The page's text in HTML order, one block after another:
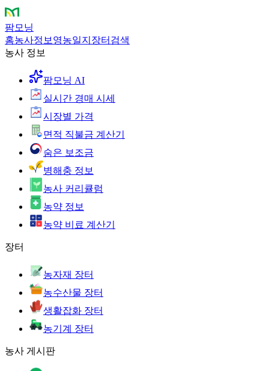
팜모닝
홈농사정보 영농일지 장터 검색
농사 정보
팜모닝 AI
실시간 경매 시세
시장별 가격
면적 직불금 계산기
숨은 보조금
병해충 정보
농사 커리큘럼
농약 정보
농약 비료 계산기
장터
농자재 장터
농수산물 장터
생활잡화 장터
농기계 장터
농사 게시판